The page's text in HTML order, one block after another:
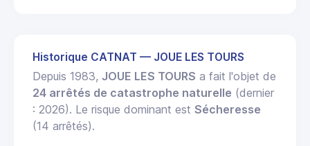
Historique CATNAT — JOUE LES TOURS
Depuis 1983, JOUE LES TOURS a fait l'objet de
24 arrêtés de catastrophe naturelle (dernier
: 2026). Le risque dominant est Sécheresse
(14 arrêtés).